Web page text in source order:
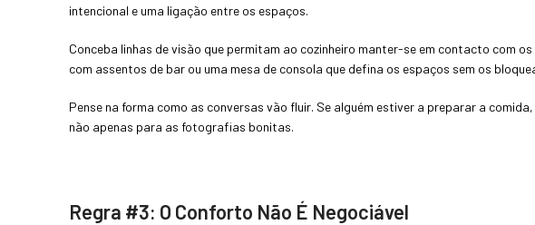
intencional e uma ligação entre os espaços.
Conceba linhas de visão que permitam ao cozinheiro manter-se em contacto com
com assentos de bar ou uma mesa de consola que defina os espaços sem os
Pense na forma como as conversas vão fluir. Se alguém estiver a preparar a
não apenas para as fotografias bonitas.
Regra #3: O Conforto Não É Negociável